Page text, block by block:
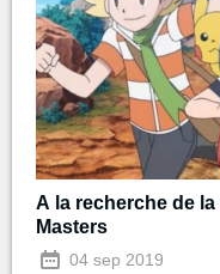
A la recherche de
Masters
04 sep 2019